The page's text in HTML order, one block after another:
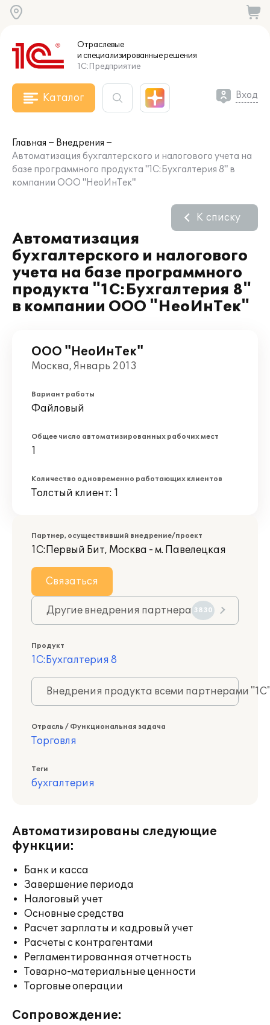
Отраслевые
и специализированныерешения
1С:Предприятие
Каталог Вход
Главная
Внедрения
Автоматизация бухгалтерского и налогового учета на
базе программного продукта "1С:Бухгалтерия 8" в
компании ООО "НеоИнТек"
Автоматизация
бухгалтерского и налогового
учета на базе программного
продукта "1С:Бухгалтерия 8"
в компании ООО "НеоИнТек"
К списку
ООО "НеоИнТек"
Москва, Январь 2013
Вариант работы
Файловый
Общее число автоматизированных рабочих мест
1
Количество одновременно работающих клиентов
Толстый клиент: 1
Партнер, осуществивший внедрение/проект
1С:Первый Бит, Москва - м. Павелецкая
Связаться
Другие внедрения партнера 3830
Продукт
1С:Бухгалтерия 8
Внедрения продукта всеми партнерами
Отрасль / Функциональная задача
Торговля
Теги
бухгалтерия
Автоматизированы следующие
функции:
Банк и касса
Завершение периода
Налоговый учет
Основные средства
Расчет зарплаты и кадровый учет
Расчеты с контрагентами
Регламентированная отчетность
Товарно-материальные ценности
Торговые операции
Сопровождение: